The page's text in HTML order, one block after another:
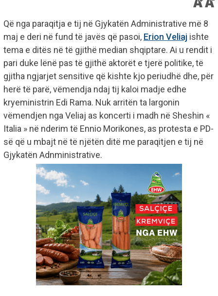
Që nga paraqitja e tij në Gjykatën Administrative më 8
maj e deri në fund të javës që pasoi, Erion Veliaj ishte
tema e ditës në të gjithë median shqiptare. Ai u rendit i
pari duke lënë pas të gjithë aktorët e tjerë politike, të
gjitha ngjarjet sensitive që kishte kjo periudhë dhe, për
herë të parë, vëmendja ndaj tij kaloi madje edhe
kryeministrin Edi Rama. Nuk arritën ta largonin
vëmendjen nga Veliaj as koncerti i madh në Sheshin «
Italia » në nderim të Ennio Morikones, as protesta e PD-
së që u mbajt në të njëtën ditë me paraqitjen e tij në
Gjykatën Adnministrative.